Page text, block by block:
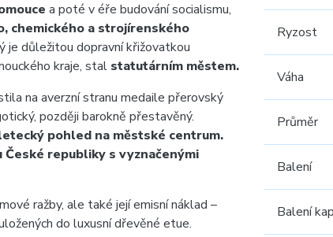
a poté v éře budování socialismu,
chemického a strojírenského
je důležitou dopravní křižovatkou
kraje, stal statutárním městem.
na averzní stranu medaile přerovský
později barokně přestavěný.
pohled na městské centrum.
České republiky s vyznačenými
ražby, ale také její emisní náklad –
do luxusní dřevěné etue.
Ryzost
Váha
Průměr
Balení
Balení